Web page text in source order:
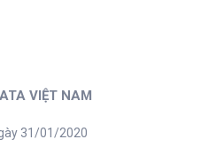
VIỆT NAM
31/01/2020